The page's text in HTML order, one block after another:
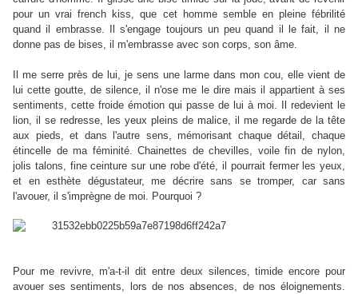
pour un vrai french kiss, que cet homme semble en pleine fébrilité
quand il embrasse. Il s'engage toujours un peu quand il le fait, il ne
donne pas de bises, il m'embrasse avec son corps, son âme.
Il me serre près de lui, je sens une larme dans mon cou, elle vient de
lui cette goutte, de silence, il n'ose me le dire mais il appartient à ses
sentiments, cette froide émotion qui passe de lui à moi. Il redevient le
lion, il se redresse, les yeux pleins de malice, il me regarde de la tête
aux pieds, et dans l'autre sens, mémorisant chaque détail, chaque
étincelle de ma féminité. Chainettes de chevilles, voile fin de nylon,
jolis talons, fine ceinture sur une robe d'été, il pourrait fermer les yeux,
et en esthète dégustateur, me décrire sans se tromper, car sans
l'avouer, il s'imprègne de moi. Pourquoi ?
Pour me revivre, m'a-t-il dit entre deux silences, timide encore pour
avouer ses sentiments, lors de nos absences, de nos éloignements.